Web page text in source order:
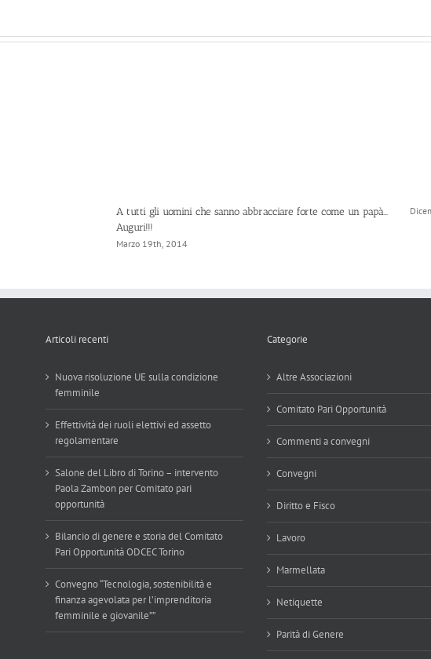
A tutti gli uomini che sanno abbracciare forte come un papà…
Auguri!!!
Marzo 19th, 2014
Articoli recenti
Nuova risoluzione UE sulla condizione
femminile
Effettività dei ruoli elettivi ed assetto
regolamentare
Salone del Libro di Torino – intervento
Paola Zambon per Comitato pari
opportunità
Bilancio di genere e storia del Comitato
Pari Opportunità ODCEC Torino
Convegno “Tecnologia, sostenibilità e
finanza agevolata per l’imprenditoria
femminile e giovanile””
Categorie
Altre Associazioni
Comitato Pari Opportunità
Commenti a convegni
Convegni
Diritto e Fisco
Lavoro
Marmellata
Netiquette
Parità di Genere